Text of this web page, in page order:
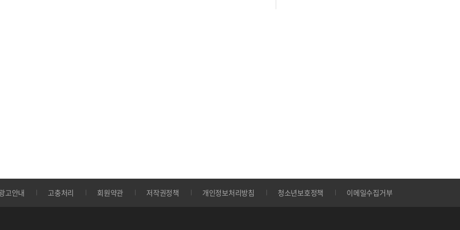
고안내 고충처리 회원약관 저작권정책 개인정보처리방침 청소년보호정책 이메일수집거부